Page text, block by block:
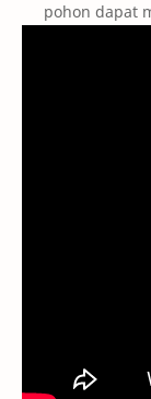
pohon dapat